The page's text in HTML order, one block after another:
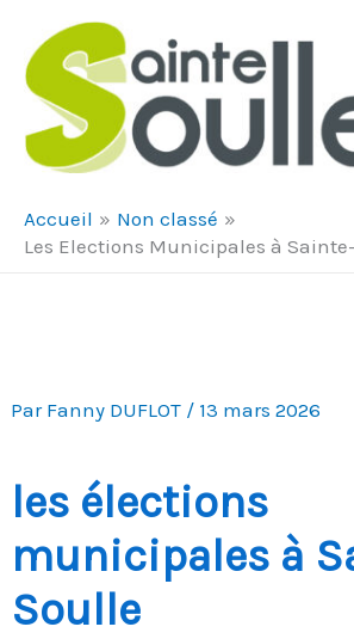
Accueil
Non classé
Les Elections Municipales à
Par Fanny DUFLOT / 13 mars 2026
les élections
municipales à
Soulle